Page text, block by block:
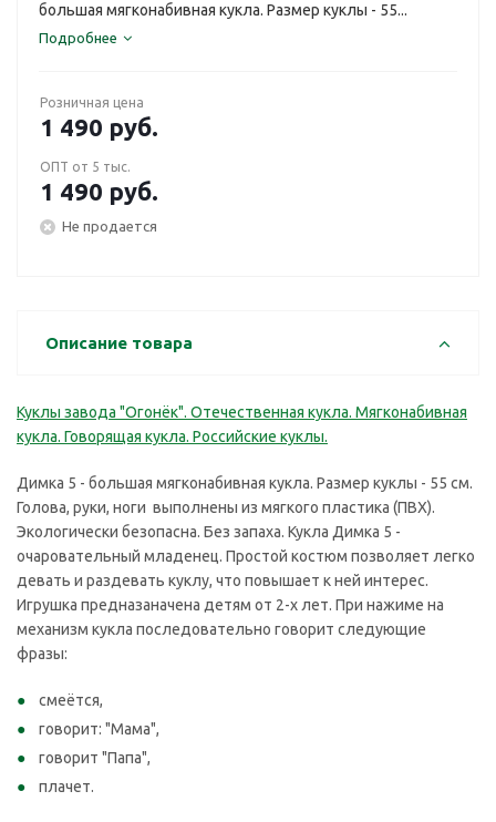
большая мягконабивная кукла. Размер куклы - 55...
Подробнее
Розничная цена
1 490 руб.
ОПТ от 5 тыс.
1 490 руб.
Не продается
Описание товара
Куклы завода "Огонёк". Отечественная кукла. Мягконабивная
кукла. Говорящая кукла. Российские куклы.
Димка 5 - большая мягконабивная кукла. Размер куклы - 55 см.
Голова, руки, ноги выполнены из мягкого пластика (ПВХ).
Экологически безопасна. Без запаха. Кукла Димка 5 -
очаровательный младенец. Простой костюм позволяет легко
девать и раздевать куклу, что повышает к ней интерес.
Игрушка предназаначена детям от 2-х лет. При нажиме на
механизм кукла последовательно говорит следующие
фразы:
смеётся,
говорит: "Мама",
говорит "Папа",
плачет.